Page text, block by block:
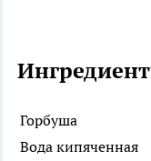
Горбуша
Вода кипяченная